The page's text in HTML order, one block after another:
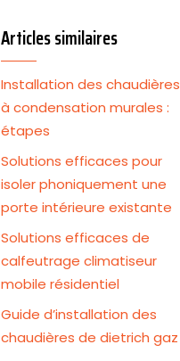
Articles similaires
Installation des chaudières
à condensation murales :
étapes
Solutions efficaces pour
isoler phoniquement une
porte intérieure existante
Solutions efficaces de
calfeutrage climatiseur
mobile résidentiel
Guide d’installation des
chaudières de dietrich gaz